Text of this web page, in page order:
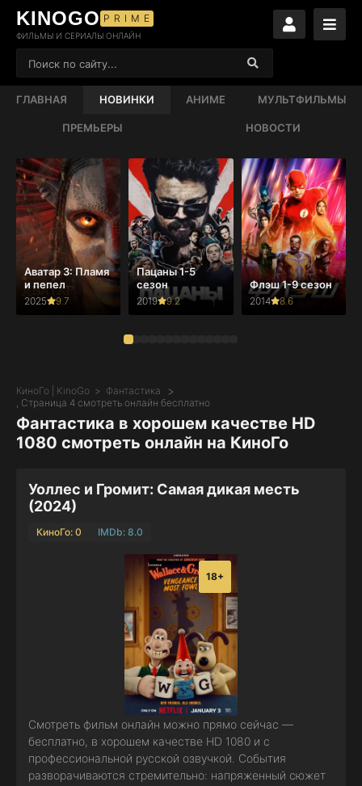
KINOGO PRIME
ФИЛЬМЫ И СЕРИАЛЫ ОНЛАЙН
ГЛАВНАЯ НОВИНКИ АНИМЕ МУЛЬТФИЛЬМЫ
ПРЕМЬЕРЫ НОВОСТИ
Аватар 3: Пламя
и пепел
2025 9.7
Пацаны 1-5
сезон
2019 9.2
Флэш 1-9 сезон
2014 8.6
КиноГо | KinoGo
Фантастика
, Страница 4 смотреть онлайн бесплатно
Фантастика в хорошем качестве HD
1080 смотреть онлайн на КиноГо
Уоллес и Громит: Самая дикая месть
(2024)
КиноГо: 0 IMDb: 8.0
18+
Смотреть фильм онлайн можно прямо сейчас —
бесплатно, в хорошем качестве HD 1080 и с
профессиональной русской озвучкой. События
разворачиваются стремительно: напряженный сюжет